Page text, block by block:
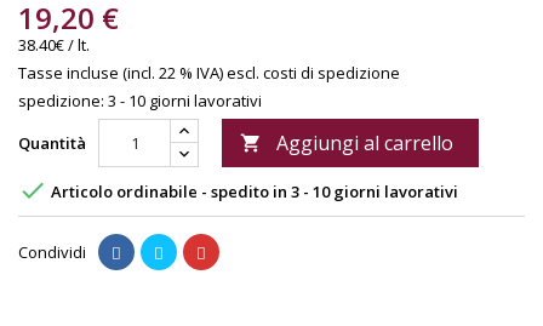
19,20 €
38.40€ / lt.
Tasse incluse (incl. 22 % IVA)escl. costi di spedizione
spedizione: 3 - 10 giorni lavorativi
Quantità
 Aggiungi al carrello
 Articolo ordinabile - spedito in 3 - 10 giorni lavorativi
Condividi